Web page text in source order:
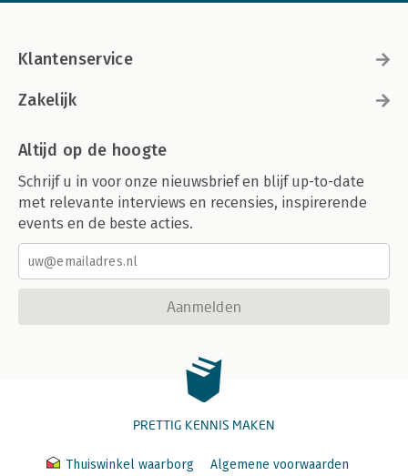
Klantenservice
Zakelijk
Altijd op de hoogte
Schrijf u in voor onze nieuwsbrief en blijf up-to-date
met relevante interviews en recensies, inspirerende
events en de beste acties.
Aanmelden
PRETTIG KENNIS MAKEN
Thuiswinkel waarborg Algemene voorwaarden